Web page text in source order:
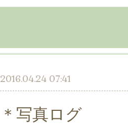
2016.04.24 07:41
＊写真ログ